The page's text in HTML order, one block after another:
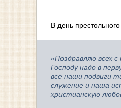
В день
«Поздравляю всех
Господу надо в
все наши подвиги
служение и наша
христианскую